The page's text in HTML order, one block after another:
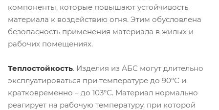
компоненты, которые повышают устойчивость
материала к воздействию огня. Этим обусловлена
безопасность применения материала в жилых и
рабочих помещениях.
Теплостойкость. Изделия из АБС могут длительно
эксплуатироваться при температуре до 90°С и
кратковременно – до 103°С. Материал нормально
реагирует на рабочую температуру, при которой